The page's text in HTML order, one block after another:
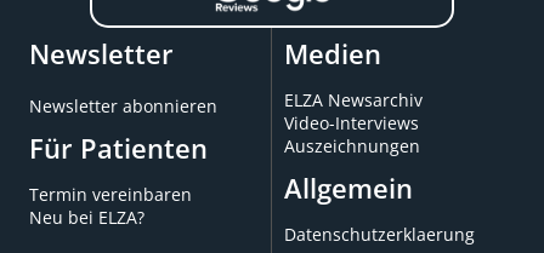
Newsletter
Newsletter abonnieren
Für Patienten
Termin vereinbaren
Neu bei ELZA?
Medien
ELZA Newsarchiv
Video-Interviews
Auszeichnungen
Allgemein
Datenschutzerklaerung